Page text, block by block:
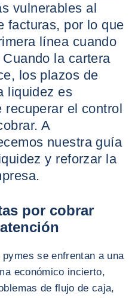
vulnerables al
facturas, por lo que
línea cuando
la cartera
los plazos de
liquidez es
recuperar el control
A
nuestra guía
y reforzar la
por cobrar
se enfrentan a una
económico incierto,
de flujo de caja,